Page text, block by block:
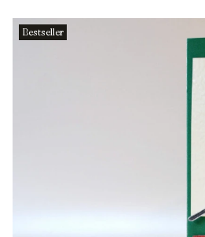
Bestseller